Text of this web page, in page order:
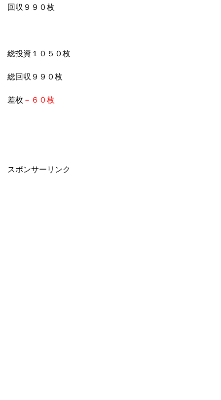
回収９９０枚
総投資１０５０枚
総回収９９０枚
差枚 －６０枚
スポンサーリンク